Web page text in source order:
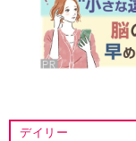
デイリー